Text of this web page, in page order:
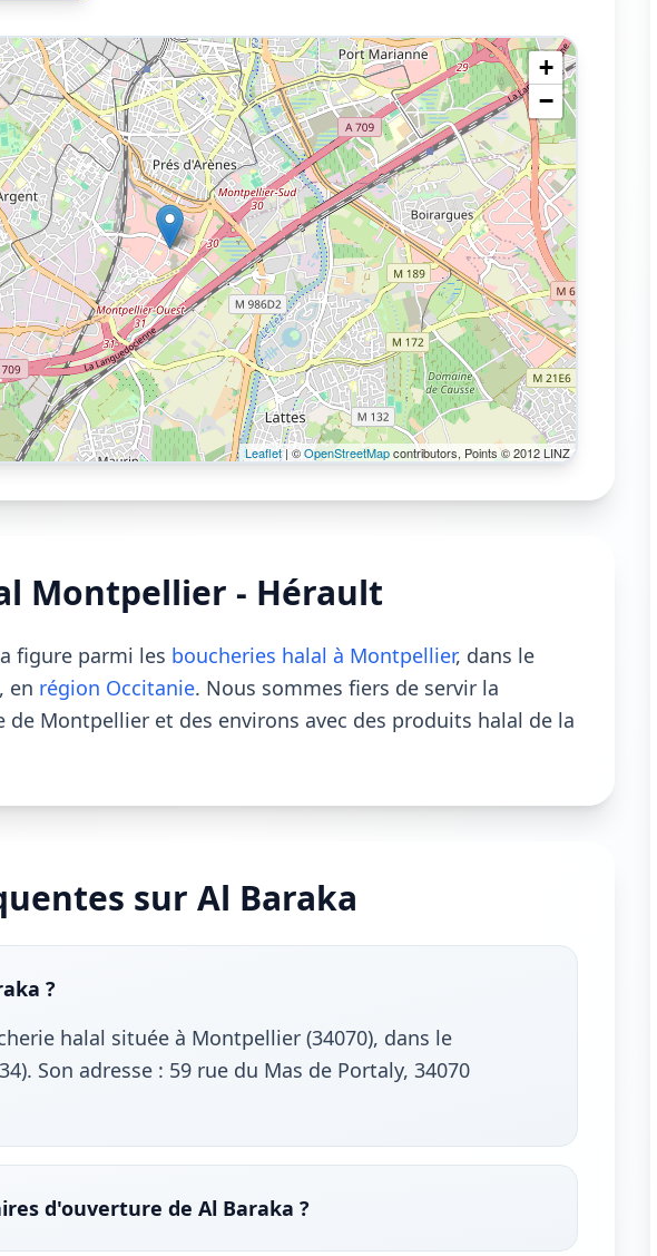
+
−
Leaflet| ©OpenStreetMapcontributors, Points © 2012 LINZ
Montpellier - Hérault
figure parmi les boucheries halal à Montpellier, dans le
en région Occitanie. Nous sommes fiers de servir la
Montpellier et des environs avec des produits halal de la
sur Al Baraka
?
halal située à Montpellier (34070), dans le
Son adresse : 59 rue du Mas de Portaly, 34070
d'ouverture de Al Baraka ?